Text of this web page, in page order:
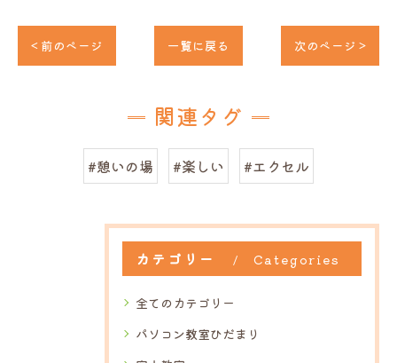
< 前のページ 一覧に戻る 次のページ >
関連タグ
#憩いの場 #楽しい #エクセル
カテゴリー Categories
全てのカテゴリー
パソコン教室ひだまり